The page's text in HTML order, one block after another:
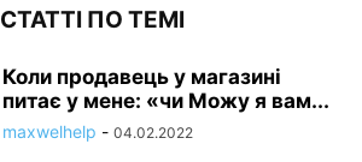
СТАТТІ ПО ТЕМІ
Коли продавець у магазині
питає у мене: «чи Можу я вам...
maxwelhelp - 04.02.2022